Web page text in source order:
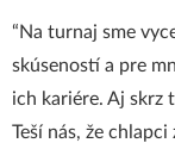
“Na turnaj sme
skúseností a pre
ich kariére. Aj skrz
Teší nás, že